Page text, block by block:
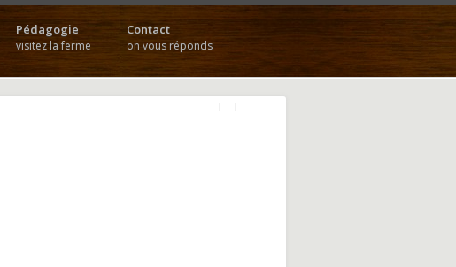
Pédagogie
visitez la ferme
Contact
on vous réponds